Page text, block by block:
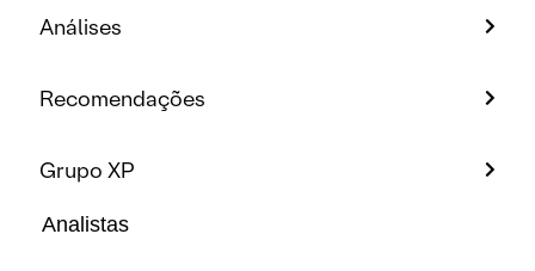
Análises
Recomendações
Grupo XP
Analistas